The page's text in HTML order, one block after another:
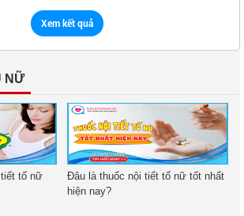
Xem kết quả
NỮ
tiết tố nữ
Đâu là thuốc nội tiết tố nữ tốt nhất
hiện nay?